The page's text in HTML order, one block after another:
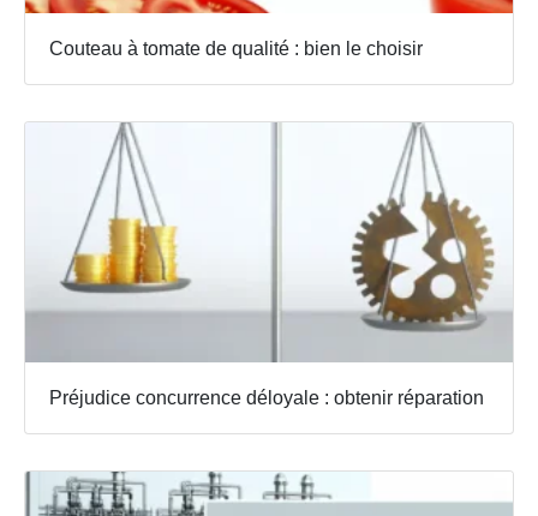
Couteau à tomate de qualité : bien le choisir
Préjudice concurrence déloyale : obtenir réparation